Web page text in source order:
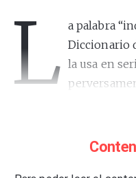
L a palabra
Diccionario
la usa en
2010, cuando a Eric